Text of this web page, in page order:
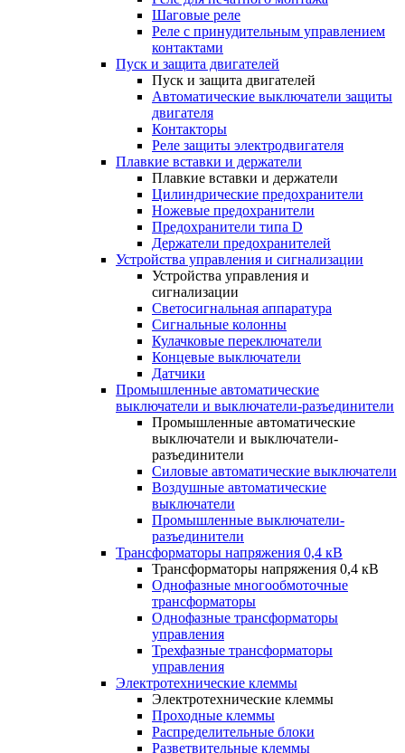
Шаговые реле
Реле с принудительным управлением
контактами
Пуск и защита двигателей
Пуск и защита двигателей
Автоматические выключатели защиты
двигателя
Контакторы
Реле защиты электродвигателя
Плавкие вставки и держатели
Плавкие вставки и держатели
Цилиндрические предохранители
Ножевые предохранители
Предохранители типа D
Держатели предохранителей
Устройства управления и сигнализации
Устройства управления и
сигнализации
Светосигнальная аппаратура
Сигнальные колонны
Кулачковые переключатели
Концевые выключатели
Датчики
Промышленные автоматические
выключатели и выключатели-разъединители
Промышленные автоматические
выключатели и выключатели-
разъединители
Силовые автоматические выключатели
Воздушные автоматические
выключатели
Промышленные выключатели-
разъединители
Трансформаторы напряжения 0,4 кВ
Трансформаторы напряжения 0,4 кВ
Однофазные многообмоточные
трансформаторы
Однофазные трансформаторы
управления
Трехфазные трансформаторы
управления
Электротехнические клеммы
Электротехнические клеммы
Проходные клеммы
Распределительные блоки
Разветвительные клеммы